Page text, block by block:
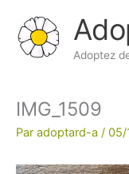
contenu
Adoptez
IMG_1509
Par adoptard-a / 05/